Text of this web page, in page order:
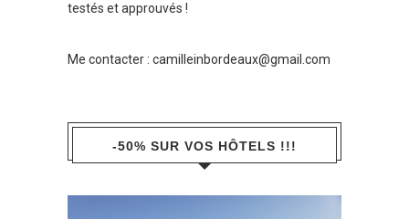
testés et approuvés !
Me contacter : camilleinbordeaux@gmail.com
-50% SUR VOS HÔTELS !!!